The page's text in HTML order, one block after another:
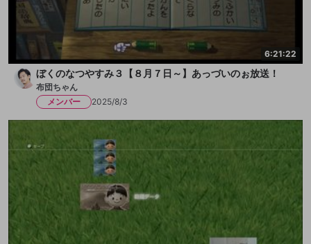
6:21:22
ぼくのなつやすみ３【８月７日～】あっづいのぉ放送！
布団ちゃん
メンバー
2025/8/3